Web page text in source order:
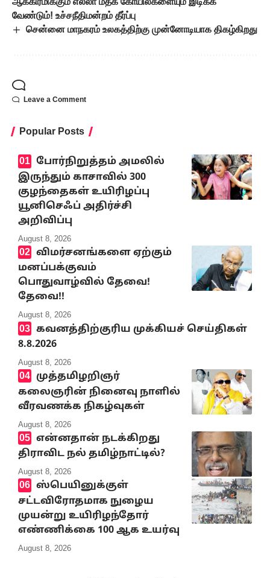
வேண்டும்! உச்சநீதிமன்றம் தீர்ப்பு
சென்னை மாநகரம் உலகத்திற்கு முன்னோடியாக திகழ்கிறது
Leave a Comment
Popular Posts
போர்நிறுத்தம் அமலில்
இருந்தும் காசாவில் 300
குழந்தைகள் உயிரிழப்பு
யூனிசெஃப் அதிர்ச்சி
அறிவிப்பு
August 8, 2026
விமர்சனங்களை ஏற்கும்
மனப்பக்குவம்
பொதுவாழ்வில் தேவை!
தேவை!!
August 8, 2026
கவனத்திற்குரிய முக்கியச் செய்திகள்
8.8.2026
August 8, 2026
முத்தமிழறிஞர்
கலைஞரின் நினைவு நாளில்
வீரவணக்க நிகழ்வுகள்
August 8, 2026
என்னதான் நடக்கிறது
திராவிட நல் தமிழ்நாட்டில்?
August 8, 2026
ஸ்பெயினுக்குள்
சட்டவிரோதமாக நுழைய
முயன்று உயிரிழந்தோர்
எண்ணிக்கை 100 ஆக உயர்வு
August 8, 2026